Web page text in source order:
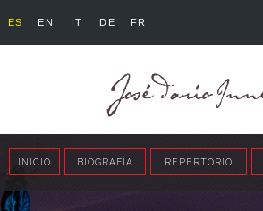
ES EN IT DE FR
INICIO BIOGRAFÍA REPERTORIO